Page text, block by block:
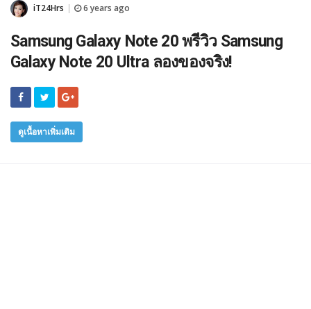
iT24Hrs 6 years ago
Samsung Galaxy Note 20 พรีวิว Samsung
Galaxy Note 20 Ultra ลองของจริง!
ดูเนื้อหาเพิ่มเติม